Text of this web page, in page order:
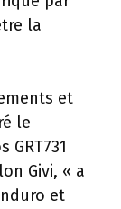
la
et
le
Givi, « a
et